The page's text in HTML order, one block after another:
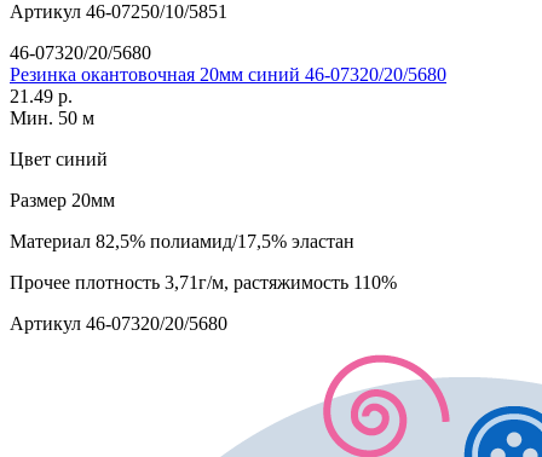
Артикул 46-07250/10/5851
46-07320/20/5680
Резинка окантовочная 20мм синий 46-07320/20/5680
21.49 р.
Мин. 50 м
Цвет синий
Размер 20мм
Материал 82,5% полиамид/17,5% эластан
Прочее плотность 3,71г/м, растяжимость 110%
Артикул 46-07320/20/5680